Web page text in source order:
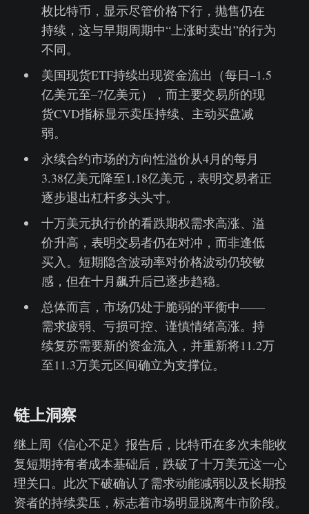
枚比特币，显示尽管价格下行，抛售仍在
持续，这与早期周期中“上涨时卖出”的行为
不同。
美国现货ETF持续出现资金流出（每日–1.5
亿美元至–7亿美元），而主要交易所的现
货CVD指标显示卖压持续、主动买盘减
弱。
永续合约市场的方向性溢价从4月的每月
3.38亿美元降至1.18亿美元，表明交易者正
逐步退出杠杆多头头寸。
十万美元执行价的看跌期权需求高涨、溢
价升高，表明交易者仍在对冲，而非逢低
买入。短期隐含波动率对价格波动仍较敏
感，但在十月飙升后已逐步趋稳。
总体而言，市场仍处于脆弱的平衡中——
需求疲弱、亏损可控、谨慎情绪高涨。持
续复苏需要新的资金流入，并重新将11.2万
至11.3万美元区间确立为支撑位。
链上洞察
继上周《信心不足》报告后，比特币在多次未能收
复短期持有者成本基础后，跌破了十万美元这一心
理关口。此次下破确认了需求动能减弱以及长期投
资者的持续卖压，标志着市场明显脱离牛市阶段。